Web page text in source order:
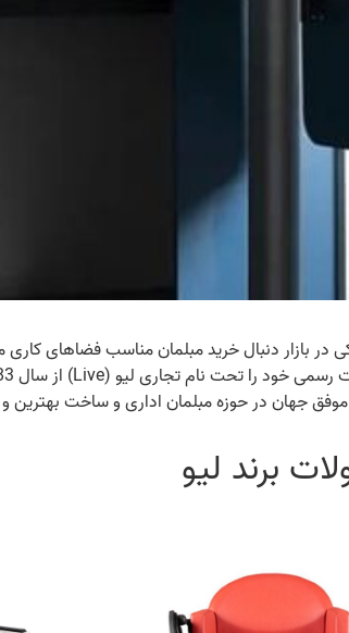
در بازار دنبال خرید مبلمان مناسب فضاهای
جهان در حوزه مبلمان اداری و ساخت بهترین و
برند لیو